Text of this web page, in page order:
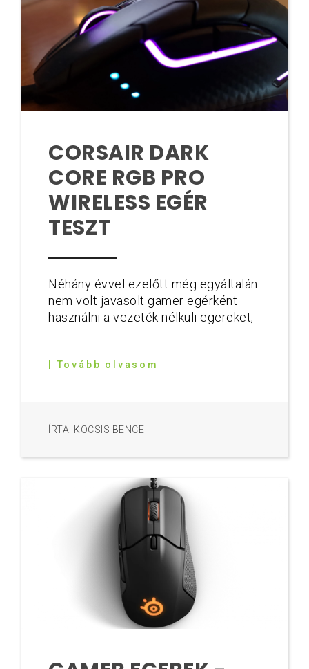
CORSAIR DARK
CORE RGB PRO
WIRELESS EGÉR
TESZT
Néhány évvel ezelőtt még egyáltalán
nem volt javasolt gamer egérként
használni a vezeték nélküli egereket,
...
| Tovább olvasom
ÍRTA: KOCSIS BENCE